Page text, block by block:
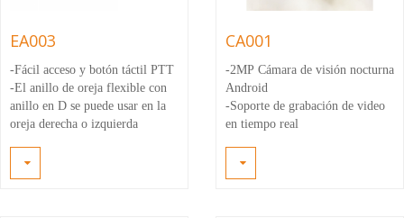
EA003
-Fácil acceso y botón táctil PTT
-El anillo de oreja flexible con
anillo en D se puede usar en la
oreja derecha o izquierda
PU y cómoda oreja de goma
colgando
CA001
-2MP Cámara de visión nocturna
Android
-Soporte de grabación de video
en tiempo real
grados
-Con 8 de luz de visión nocturna